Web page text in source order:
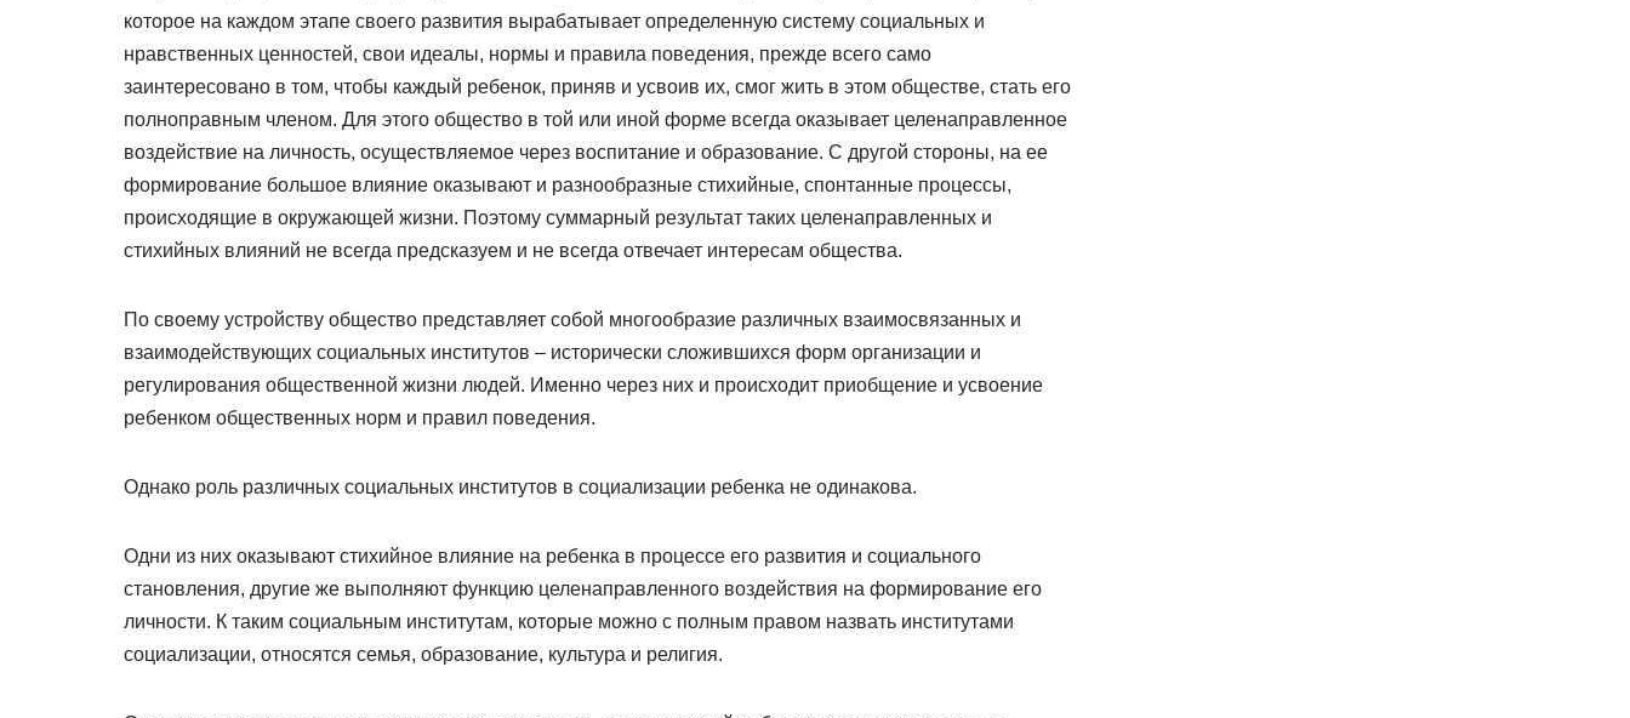
которое на каждом этапе своего развития вырабатывает определенную систему социальных и
нравственных ценностей, свои идеалы, нормы и правила поведения, прежде всего само
заинтересовано в том, чтобы каждый ребенок, приняв и усвоив их, смог жить в этом обществе, стать его
полноправным членом. Для этого общество в той или иной форме всегда оказывает целенаправленное
воздействие на личность, осуществляемое через воспитание и образование. С другой стороны, на ее
формирование большое влияние оказывают и разнообразные стихийные, спонтанные процессы,
происходящие в окружающей жизни. Поэтому суммарный результат таких целенаправленных и
стихийных влияний не всегда предсказуем и не всегда отвечает интересам общества.
По своему устройству общество представляет собой многообразие различных взаимосвязанных и
взаимодействующих социальных институтов – исторически сложившихся форм организации и
регулирования общественной жизни людей. Именно через них и происходит приобщение и усвоение
ребенком общественных норм и правил поведения.
Однако роль различных социальных институтов в социализации ребенка не одинакова.
Одни из них оказывают стихийное влияние на ребенка в процессе его развития и социального
становления, другие же выполняют функцию целенаправленного воздействия на формирование его
личности. К таким социальным институтам, которые можно с полным правом назвать институтами
социализации, относятся семья, образование, культура и религия.